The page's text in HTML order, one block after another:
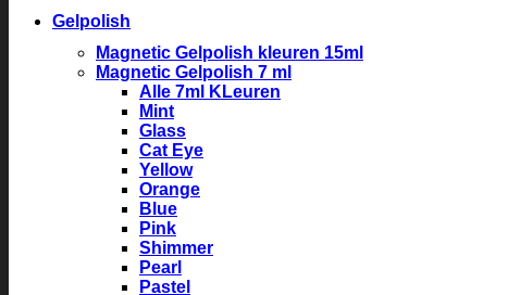
Gelpolish
Magnetic Gelpolish kleuren 15ml
Magnetic Gelpolish 7 ml
Alle 7ml KLeuren
Mint
Glass
Cat Eye
Yellow
Orange
Blue
Pink
Shimmer
Pearl
Pastel